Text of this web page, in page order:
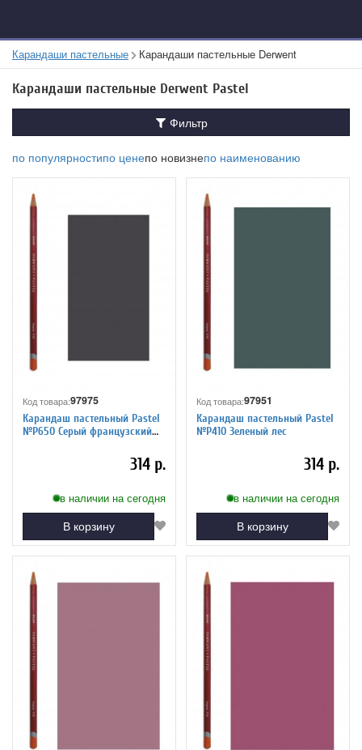
Карандаши пастельные Карандаши пастельные Derwent
Карандаши пастельные Derwent Pastel
Фильтр
по популярностипо ценепо новизнепо наименованию
Код товара:97975
Карандаш пастельный Pastel
№P650 Серый французский
314 р.
в наличии на сегодня
В корзину
Код товара:97951
Карандаш пастельный Pastel
№P410 Зеленый лес
314 р.
в наличии на сегодня
В корзину